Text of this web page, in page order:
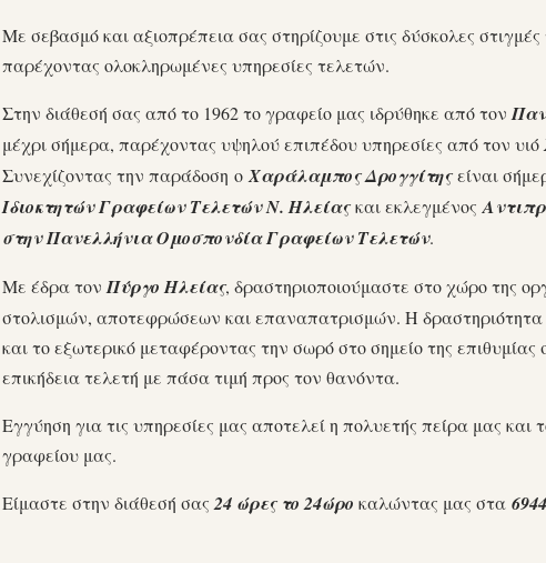
Με σεβασμό και αξιοπρέπεια σας στηρίζουμε στις δύσκολες
παρέχοντας ολοκληρωμένες υπηρεσίες τελετών.
Στην διάθεσή σας από το 1962 το γραφείο μας ιδρύθηκε από τον
μέχρι σήμερα, παρέχοντας υψηλού επιπέδου υπηρεσίες από τον υιό
Συνεχίζοντας την παράδοση ο Χαράλαμπος Δρογγίτηςείναι
Ιδιοκτητών Γραφείων Τελετών Ν. Ηλείαςκαι εκλεγμένος
στην Πανελλήνια Ομοσπονδία Γραφείων Τελετών.
Με έδρα τον Πύργο Ηλείας, δραστηριοποιούμαστε στο χώρο της
στολισμών, αποτεφρώσεων και επαναπατρισμών. Η δραστηριότητα
και το εξωτερικό μεταφέροντας την σωρό στο σημείο της
επικήδεια τελετή με πάσα τιμή προς τον θανόντα.
Εγγύηση για τις υπηρεσίες μας αποτελεί η πολυετής πείρα μας και
γραφείου μας.
Είμαστε στην διάθεσή σας 24 ώρες το 24ώρο καλώντας μας στα